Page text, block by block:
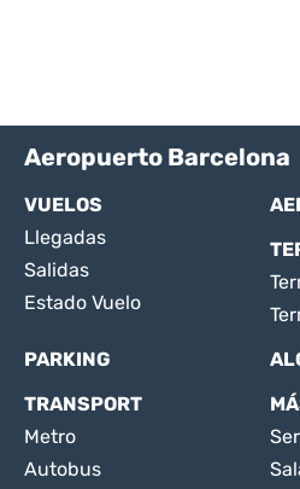
Aeropuerto Barcelona
VUELOS
Llegadas
Salidas
Estado Vuelo
PARKING
TRANSPORT
Metro
Autobus